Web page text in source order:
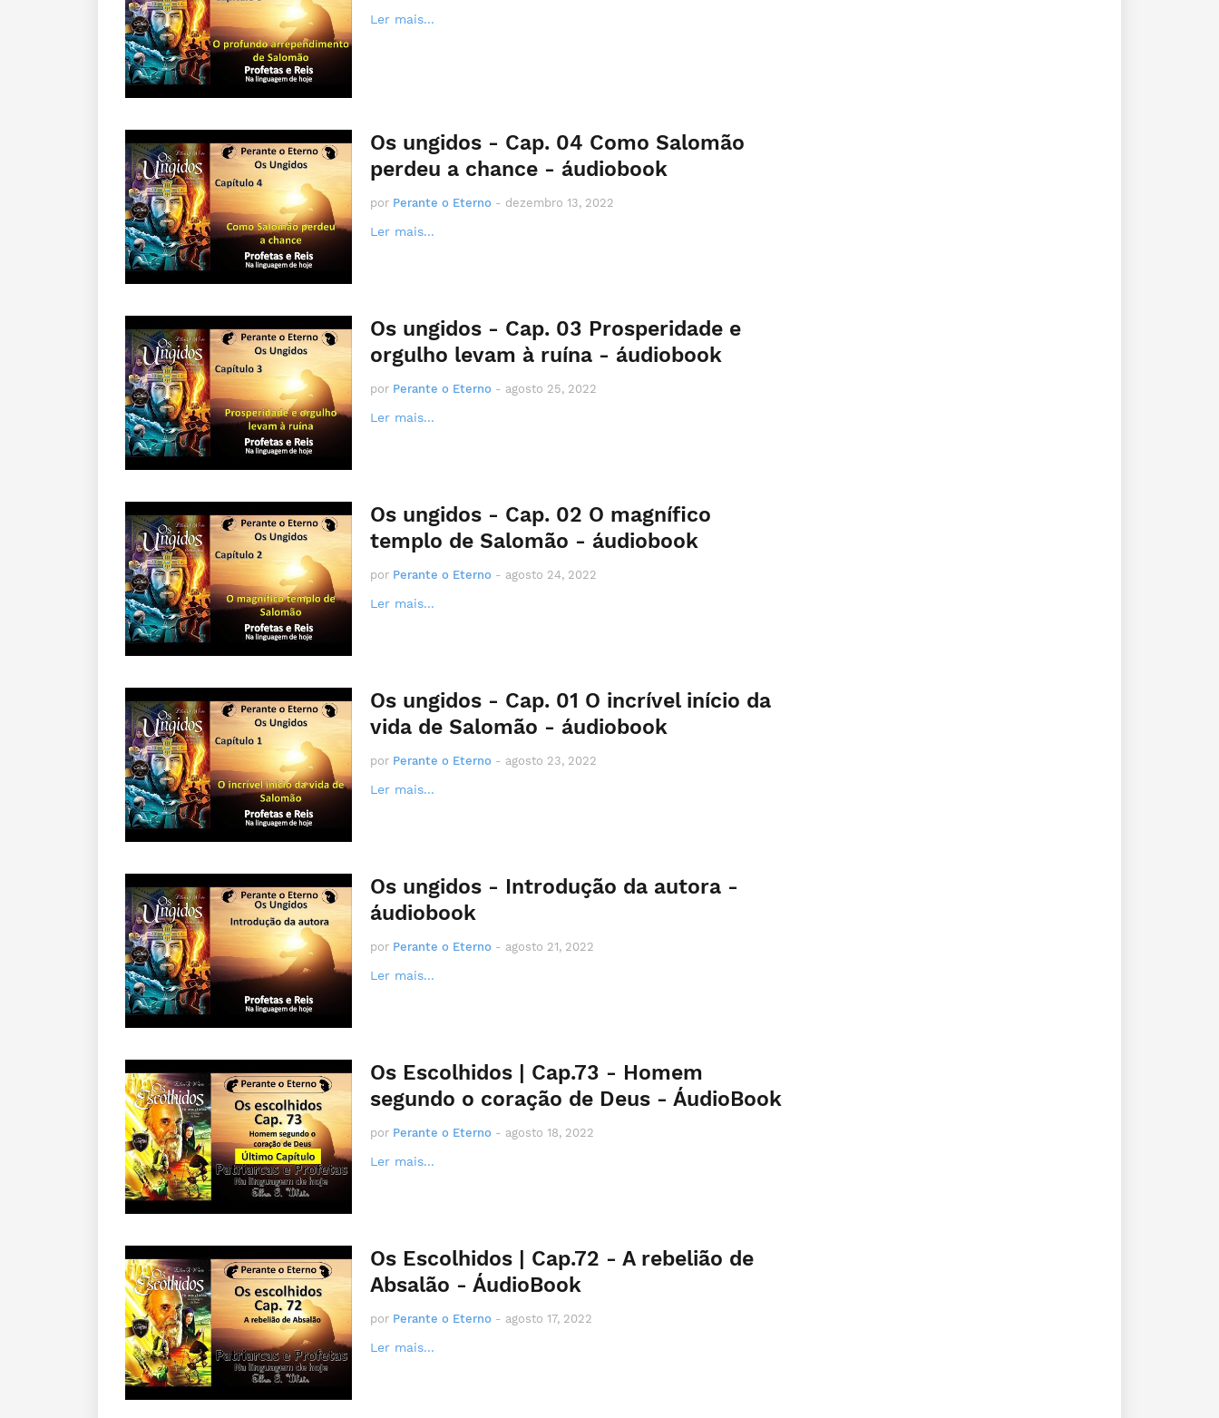
Ler mais...
Os ungidos - Cap. 04 Como Salomão
perdeu a chance - áudiobook
por Perante o Eterno - dezembro 13, 2022
Ler mais...
Os ungidos - Cap. 03 Prosperidade e
orgulho levam à ruína - áudiobook
por Perante o Eterno - agosto 25, 2022
Ler mais...
Os ungidos - Cap. 02 O magnífico
templo de Salomão - áudiobook
por Perante o Eterno - agosto 24, 2022
Ler mais...
Os ungidos - Cap. 01 O incrível início da
vida de Salomão - áudiobook
por Perante o Eterno - agosto 23, 2022
Ler mais...
Os ungidos - Introdução da autora -
áudiobook
por Perante o Eterno - agosto 21, 2022
Ler mais...
Os Escolhidos | Cap.73 - Homem
segundo o coração de Deus - ÁudioBook
por Perante o Eterno - agosto 18, 2022
Ler mais...
Os Escolhidos | Cap.72 - A rebelião de
Absalão - ÁudioBook
por Perante o Eterno - agosto 17, 2022
Ler mais...